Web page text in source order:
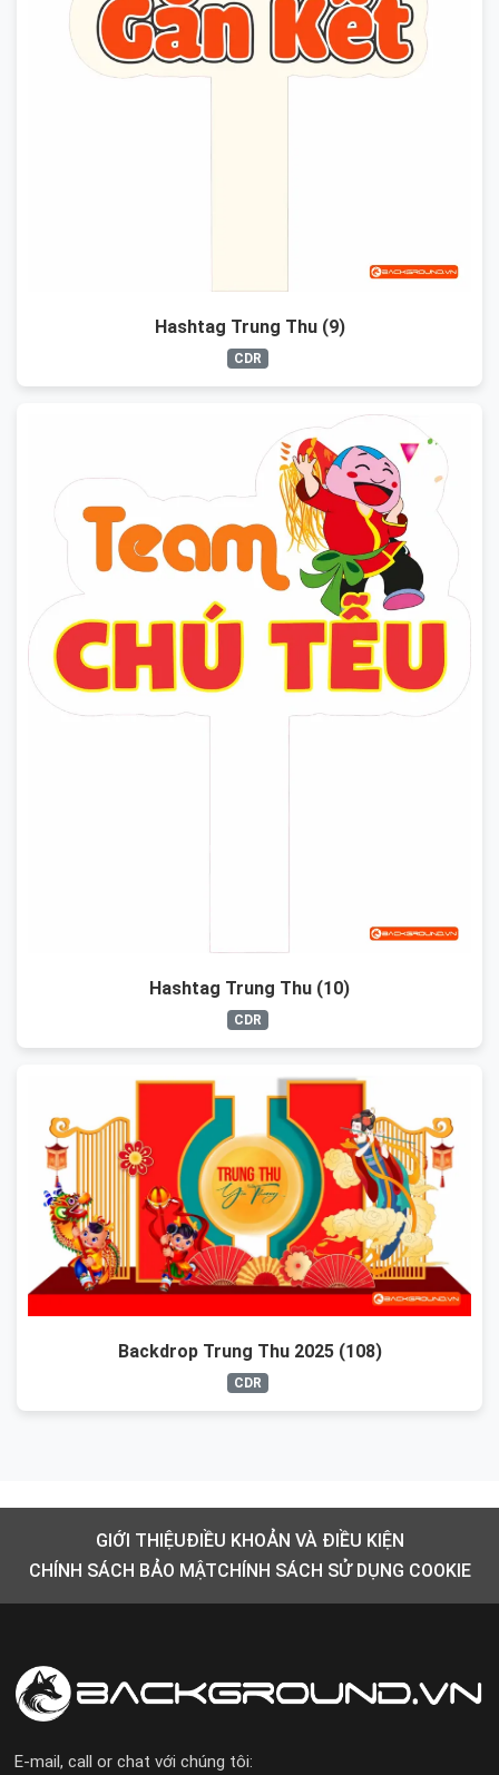
Hashtag Trung Thu (9)
CDR
Hashtag Trung Thu (10)
CDR
Backdrop Trung Thu 2025 (108)
CDR
GIỚI THIỆUĐIỀU KHOẢN VÀ ĐIỀU KIỆN
CHÍNH SÁCH BẢO MẬTCHÍNH SÁCH SỬ DỤNG COOKIE
E-mail, call or chat với chúng tôi: